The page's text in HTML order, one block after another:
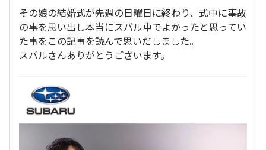
その娘の結婚式が先週の日曜日に終わり、式中に事故
の事を思い出し本当にスバル車でよかったと思ってい
た事をこの記事を読んで思いだしました。
スバルさんありがとうございます。